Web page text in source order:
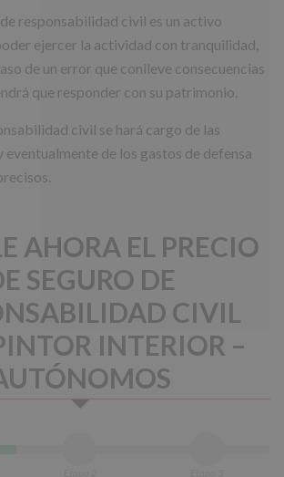
responsabilidad civil es un activo
ejercer la actividad con tranquilidad,
de un error que conlleve consecuencias
que responder con su patrimonio.
civil se hará cargo de las
eventualmente de los gastos de defensa
AHORA EL PRECIO
SEGURO DE
CIVIL
INTERIOR –